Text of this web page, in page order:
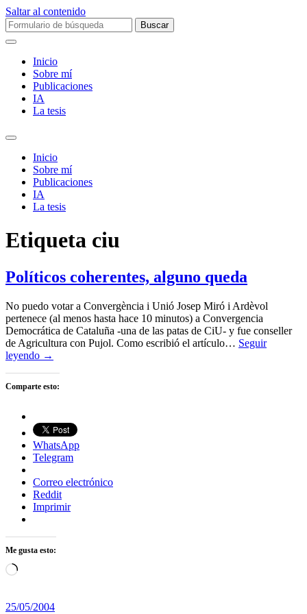
Saltar al contenido
Buscar:
Inicio
Sobre mí­
Publicaciones
IA
La tesis
Alternar
campo
búsqueda
Inicio
Sobre mí­
Publicaciones
IA
La tesis
Etiqueta ciu
Políticos coherentes, alguno queda
No puedo votar a Convergència i Unió Josep Miró i Ardèvol
pertenece (al menos hasta hace 10 minutos) a Convergencia
Democrática de Cataluña -una de las patas de CiU- y fue conseller
de Agricultura con Pujol. Como escribió el artículo… Seguir
leyendo →
Comparte esto:
WhatsApp
Telegram
Correo electrónico
Reddit
Imprimir
Me gusta esto:
Cargando...
25/05/2004